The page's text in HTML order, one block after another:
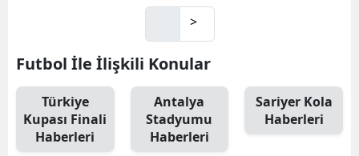
>
Futbol İle İlişkili Konular
Türkiye
Kupası Finali
Haberleri
Antalya
Stadyumu
Haberleri
Sariyer Kola
Haberleri